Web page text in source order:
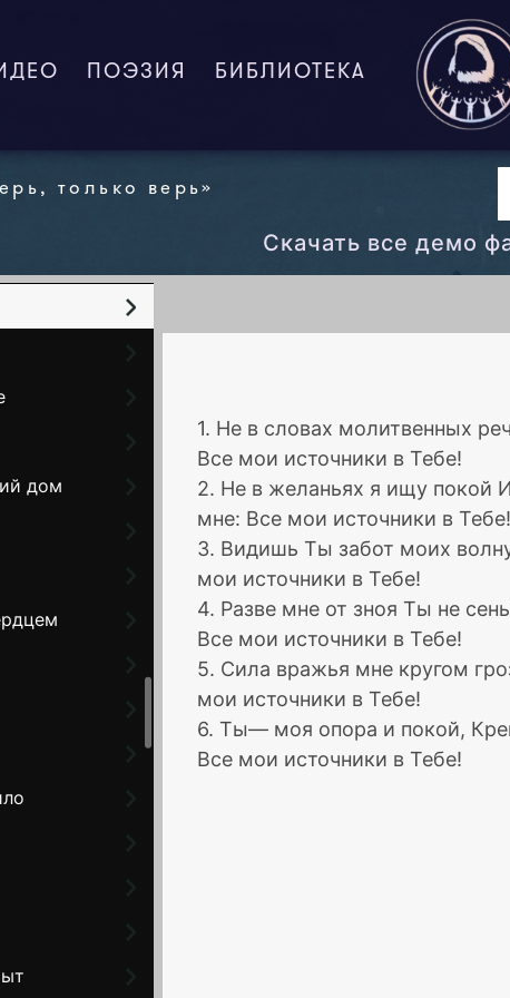
ПОЭЗИЯ БИБЛИОТЕКА
только верь»
Скачать все демо
дом
1. Не в словах молитвенных
Все мои источники в Тебе!
2. Не в желаньях я ищу покой
мне: Все мои источники в Тебе!
3. Видишь Ты забот моих
мои источники в Тебе!
4. Разве мне от зноя Ты не
Все мои источники в Тебе!
5. Сила вражья мне кругом
мои источники в Тебе!
6. Ты— моя опора и покой,
Все мои источники в Тебе!